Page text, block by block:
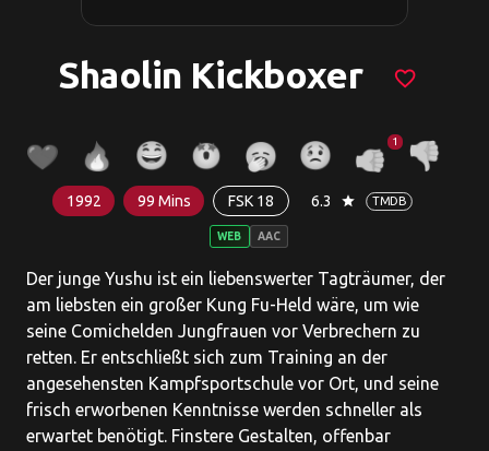
Shaolin Kickboxer favorite_border
1
1992 99 Mins FSK 18 6.3 star TMDB
WEB AAC
Der junge Yushu ist ein liebenswerter Tagträumer, der
am liebsten ein großer Kung Fu-Held wäre, um wie
seine Comichelden Jungfrauen vor Verbrechern zu
retten. Er entschließt sich zum Training an der
angesehensten Kampfsportschule vor Ort, und seine
frisch erworbenen Kenntnisse werden schneller als
erwartet benötigt. Finstere Gestalten, offenbar